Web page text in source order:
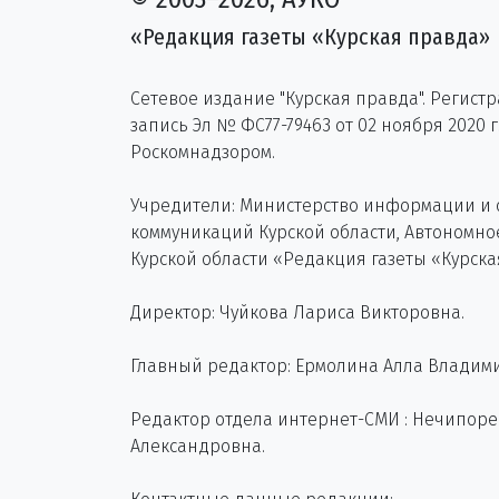
«Редакция газеты «Курская правда»
Сетевое издание "Курская правда".
запись Эл № ФС77-79463 от 02 ноября 2020
Роскомнадзором.
Учредители: Министерство информации и
коммуникаций Курской области,
Курской области «Редакция газеты
Директор: Чуйкова Лариса Викторовна.
Главный редактор: Ермолина Алла
Редактор отдела интернет-СМИ :
Александровна.